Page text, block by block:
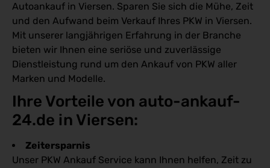
Autoankauf in Viersen. Sparen Sie sich die Mühe, Zeit
und den Aufwand beim Verkauf Ihres PKW in Viersen.
Mit unserer langjährigen Erfahrung in der Branche
bieten wir Ihnen eine seriöse und zuverlässige
Dienstleistung rund um den Ankauf von PKW aller
Marken und Modelle.
Ihre Vorteile von auto-ankauf-
24.de in Viersen:
Zeitersparnis
Unser PKW Ankauf Service kann Ihnen helfen, Zeit zu